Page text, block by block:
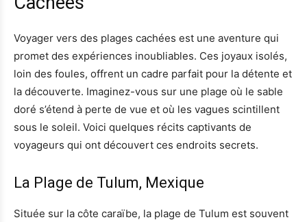
Voyager vers des plages cachées est une aventure qui
promet des expériences inoubliables. Ces joyaux isolés,
loin des foules, offrent un cadre parfait pour la détente et
la découverte. Imaginez-vous sur une plage où le sable
doré s’étend à perte de vue et où les vagues scintillent
sous le soleil. Voici quelques récits captivants de
voyageurs qui ont découvert ces endroits secrets.
La Plage de Tulum, Mexique
Située sur la côte caraïbe, la plage de Tulum est souvent